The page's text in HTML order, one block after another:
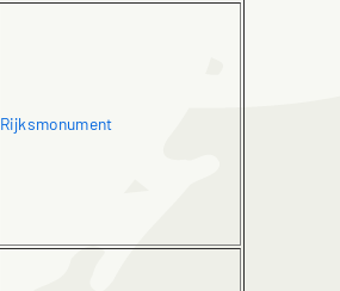
Rijksmonument